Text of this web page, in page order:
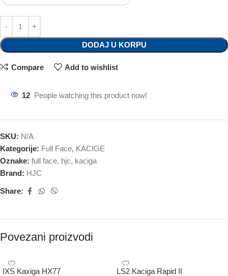
DODAJ U KORPU
Compare Add to wishlist
12 People watching this product now!
SKU: N/A
Kategorije: Full Face, KACIGE
Oznake: full face, hjc, kaciga
Brand: HJC
Share:
Povezani proizvodi
IXS Kaxiga HX77 LS2 Kaciga Rapid II